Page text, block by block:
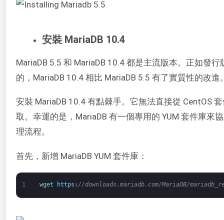
安裝 MariaDB 10.4
MariaDB 5.5 和 MariaDB 10.4 都是主流版本。正如發行
的，MariaDB 10.4 相比 MariaDB 5.5 有了實質性的改進
安裝 MariaDB 10.4 有點棘手。它無法直接從 CentOS
取。幸運的是，MariaDB 有一個專用的 YUM 套件庫來
理流程。
首先，新增 MariaDB YUM 套件庫：
1 wget https : //downloads.mariadb.com/MariaDB/